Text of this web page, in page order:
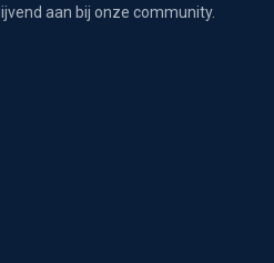
aan bij onze community.